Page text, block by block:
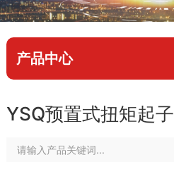
产品中心
YSQ预置式扭矩起子